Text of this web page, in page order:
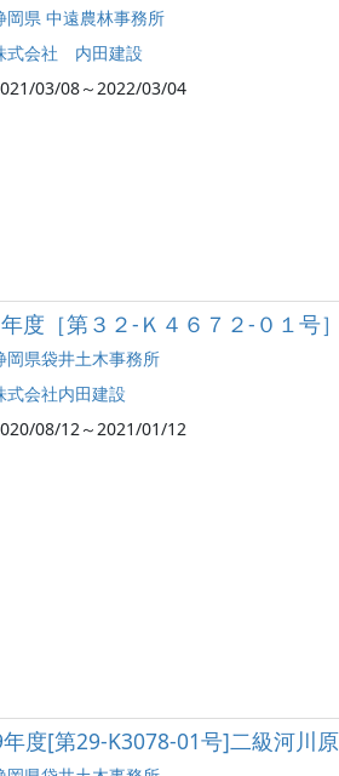
岡県 中遠農林事務所
式会社 内田建設
03/08～2022/03/04
度［第３２‐Ｋ４６７２‐０１号
岡県袋井土木事務所
式会社内田建設
08/12～2021/01/12
度[第29-K3078-01号]二級河川